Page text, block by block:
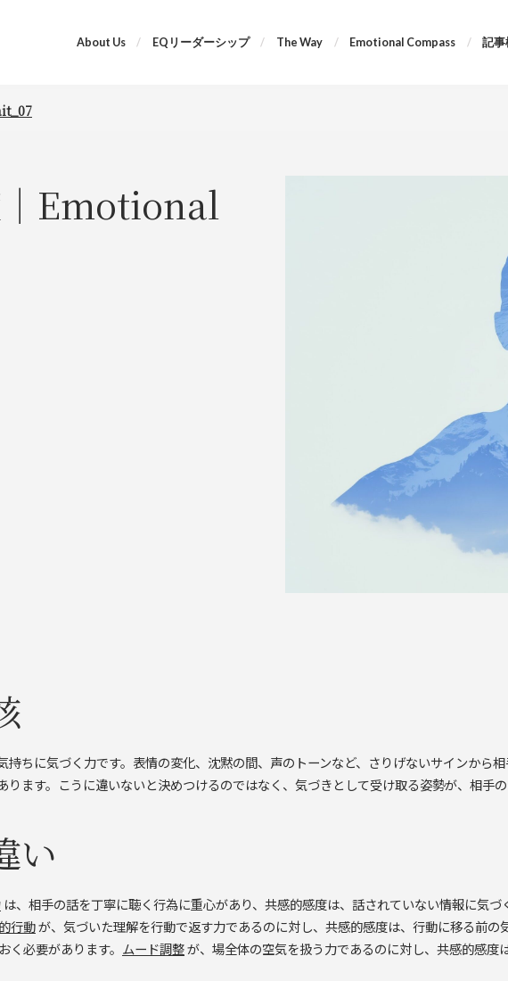
About Us EQリーダーシップ The Way Emotional Compass 記事
Emotional
ちに気づく力です。表情の変化、沈黙の間、声のトーンなど、さりげないサインから
ます。こうに違いないと決めつけるのではなく、気づきとして受け取る姿勢が、相手の
い
は、相手の話を丁寧に聴く行為に重心があり、共感的感度は、話されていない情報に気づ
行動が、気づいた理解を行動で返す力であるのに対し、共感的感度は、行動に移る前の
く必要があります。 ムード調整が、場全体の空気を扱う力であるのに対し、共感的感